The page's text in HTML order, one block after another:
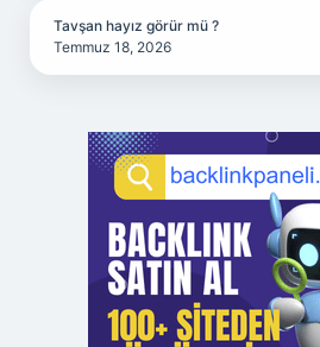
Tavşan hayız görür mü ?
Temmuz 18, 2026